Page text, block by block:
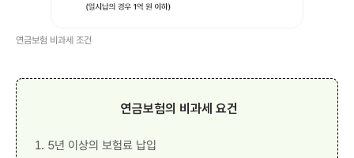
약
월
납
입
보
험
료
1
연금보험 비과세 조건
연금보험의 비과세 요건
1. 5년 이상의 보험료 납입